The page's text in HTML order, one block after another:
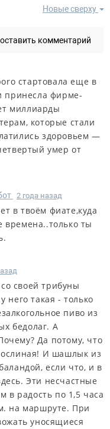
Новые сверху
комментарий
стартовала еще в
принесла фирме-
миллиарды
которые стали
здоровьем —
умер от
2 года назад
в твоём фиате,куда
времена..только ты
своей трибуны
него такая - только
пиво из
бедолаг. А
Да потому, что
И шашлык из
если что, и в
Эти несчастные
в радость по 1,5 часа
на маршруте. При
уносящиеся